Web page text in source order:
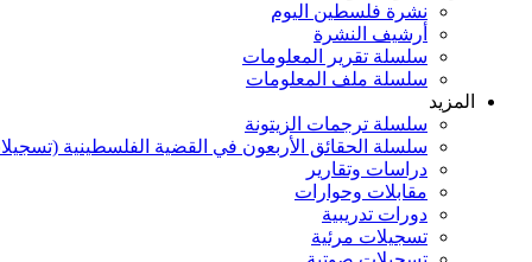
نشرة فلسطين اليوم
أرشيف النشرة
سلسلة تقرير المعلومات
سلسلة ملف المعلومات
المزيد
سلسلة ترجمات الزيتونة
سلسلة الحقائق الأربعون في القضية الفلسطينية
دراسات وتقارير
مقابلات وحوارات
دورات تدريبية
تسجيلات مرئية